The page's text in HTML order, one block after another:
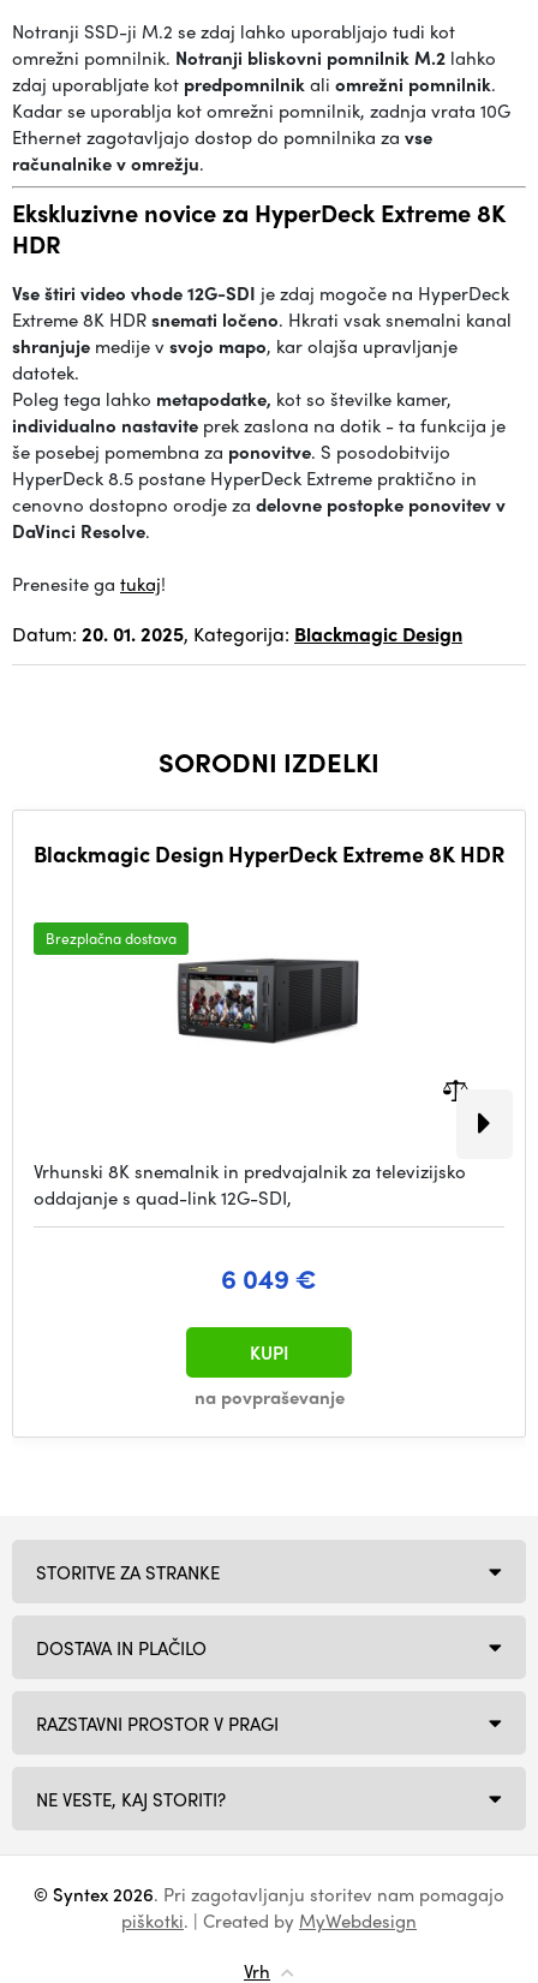
Notranji SSD-ji M.2 se zdaj lahko uporabljajo tudi kot
omrežni pomnilnik. Notranji bliskovni pomnilnik M.2 lahko
zdaj uporabljate kot predpomnilnikali omrežni pomnilnik.
Kadar se uporablja kot omrežni pomnilnik, zadnja vrata 10G
Ethernet zagotavljajo dostop do pomnilnika za vse
računalnike v omrežju.
Ekskluzivne novice za HyperDeck Extreme 8K
HDR
Vse štiri video vhode 12G-SDI je zdaj mogoče na HyperDeck
Extreme 8K HDRsnemati ločeno. Hkrati vsak snemalni kanal
shranjuje medije vsvojo mapo, kar olajša upravljanje
datotek.
Poleg tega lahko metapodatke, kot so številke kamer,
individualno nastavite prek zaslona na dotik - ta funkcija je
še posebej pomembna za ponovitve. S posodobitvijo
HyperDeck 8.5 postane HyperDeck Extreme praktično in
cenovno dostopno orodje za delovne postopke ponovitev v
DaVinci Resolve.
Prenesite ga tukaj!
Datum: 20. 01. 2025, Kategorija: Blackmagic Design
SORODNI IZDELKI
Blackmagic Design HyperDeck Extreme 8K HDR
Brezplačna dostava
Vrhunski 8K snemalnik in predvajalnik za televizijsko
oddajanje s quad-link 12G-SDI,
6 049 €
na povpraševanje
KUPI
RAZSTAVNI PROSTOR V PRAGI
NE VESTE, KAJ STORITI?
STORITVE ZA STRANKE
DOSTAVA IN PLAČILO
© Syntex 2026. Pri zagotavljanju storitev nam pomagajo
piškotki. | Created by MyWebdesign
Vrh